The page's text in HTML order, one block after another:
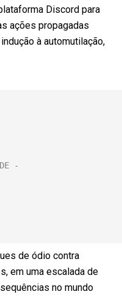
Discord para
ações propagadas
à automutilação,
de ódio contra
em uma escalada de
no mundo